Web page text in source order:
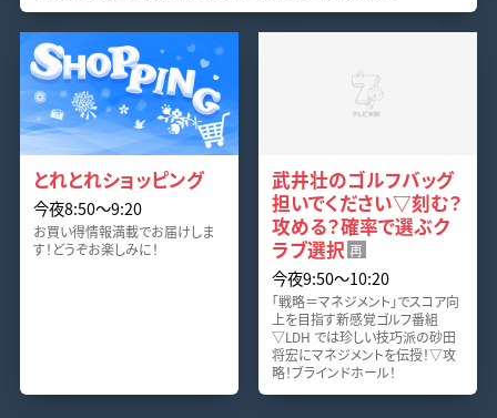
とれとれショッピング
今夜8:50〜9:20
お買い得情報満載でお届けしま
す！どうぞお楽しみに！
武井壮のゴルフバッグ
担いでください▽刻む？
攻める？確率で選ぶク
ラブ選択 再
今夜9:50〜10:20
「戦略＝マネジメント」でスコア向
上を目指す新感覚ゴルフ番組
▽LDH では珍しい技巧派の砂田
将宏にマネジメントを伝授！▽攻
略！ブラインドホール！